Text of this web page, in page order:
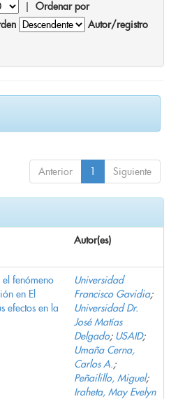
| Ordenar por
Autor/registro
Anterior 1 Siguiente
Autor(es)
el fenómeno
en El
efectos en la
Universidad
Francisco Gavidia;
Universidad Dr.
José Matías
Delgado; USAID;
Umaña Cerna,
Carlos A.;
Peñailillo, Miguel;
Iraheta, May Evelyn